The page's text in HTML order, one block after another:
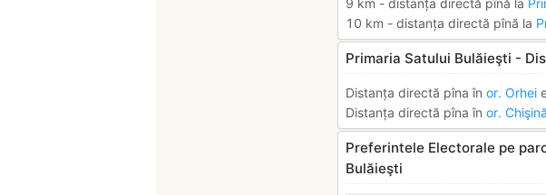
10 km - distanța directă pînă la
Primaria Satului Bulăieşti -
Distanța directă pîna în or. Orhei
Distanța directă pîna în or.
Preferintele Electorale pe
Bulăieşti